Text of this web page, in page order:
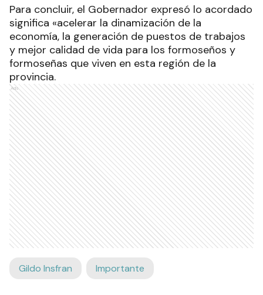
Para concluir, el Gobernador expresó lo acordado
significa «acelerar la dinamización de la
economía, la generación de puestos de trabajos
y mejor calidad de vida para los formoseños y
formoseñas que viven en esta región de la
provincia.
Ads
Gildo Insfran Importante